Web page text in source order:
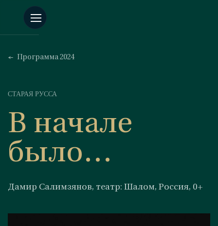
Программа 2024
СТАРАЯ РУССА
В начале
было…
Дамир Салимзянов, театр: Шалом, Россия, 0+